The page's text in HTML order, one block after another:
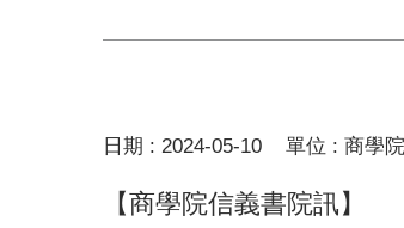
日期 : 2024-05-10 單位 : 商學院
【商學院信義書院訊】